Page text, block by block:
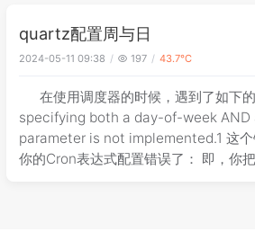
quartz配置周与日
2024-05-11 09:38 197 43.7℃
在使用调度器的时候，遇到了如下
specifying both a day-of-week
parameter is not implemented.1 这个
你的Cron表达式配置错误了： 即，你